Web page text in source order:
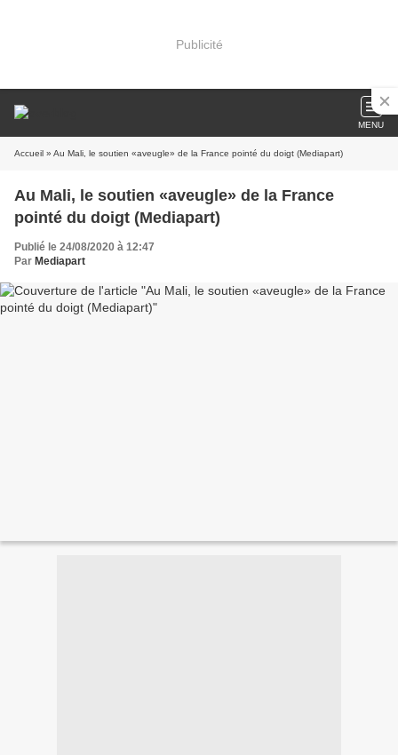
Publicité
MENU
Accueil » Au Mali, le soutien «aveugle» de la France pointé du doigt (Mediapart)
Au Mali, le soutien «aveugle» de la France
pointé du doigt (Mediapart)
Publié le 24/08/2020 à 12:47
Par Mediapart